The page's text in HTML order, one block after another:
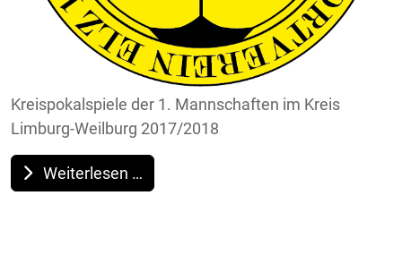
Kreispokalspiele der 1. Mannschaften im Kreis
Limburg-Weilburg 2017/2018
Weiterlesen …